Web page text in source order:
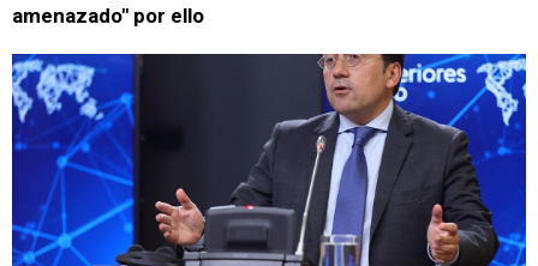
amenazado" por ello